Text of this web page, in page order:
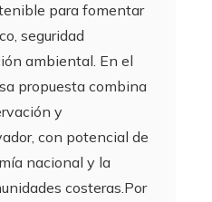
para fomentar
seguridad
ambiental. En el
propuesta combina
y
con potencial de
nacional y la
costeras.Por